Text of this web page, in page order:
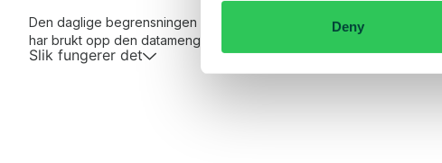
Deny
Den daglige begrensningen har en viss mengde data til en
har brukt opp den datamengden, får du en SMS og har mulighet til å
Slik fungerer det